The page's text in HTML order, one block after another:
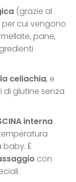
(grazie al
cui vengono
pane,
celiachia, e
glutine senza
interna
È
con